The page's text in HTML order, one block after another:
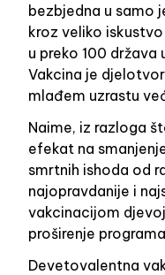
bezbjedna u samo
kroz veliko
u preko 100 država
Vakcina je
mlađem uzrastu
Naime, iz razloga
efekat na
smrtnih ishoda od
najopravdanije i
vakcinacijom
proširenje
Devetovalentna